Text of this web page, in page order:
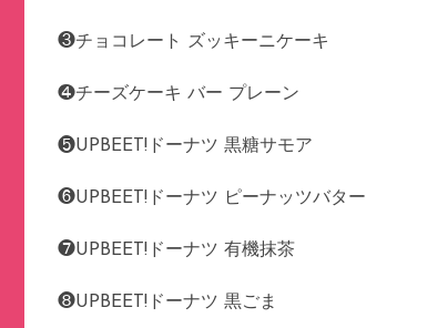
❸チョコレート ズッキーニケーキ
❹チーズケーキ バー プレーン
❺UPBEET!ドーナツ 黒糖サモア
❻UPBEET!ドーナツ ピーナッツバター
❼UPBEET!ドーナツ 有機抹茶
❽UPBEET!ドーナツ 黒ごま